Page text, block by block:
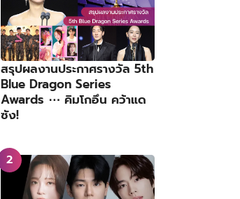
สรุปผลงานประกาศรางวัล 5th
Blue Dragon Series
Awards ⋯ คิมโกอึน คว้าแด
ซัง!